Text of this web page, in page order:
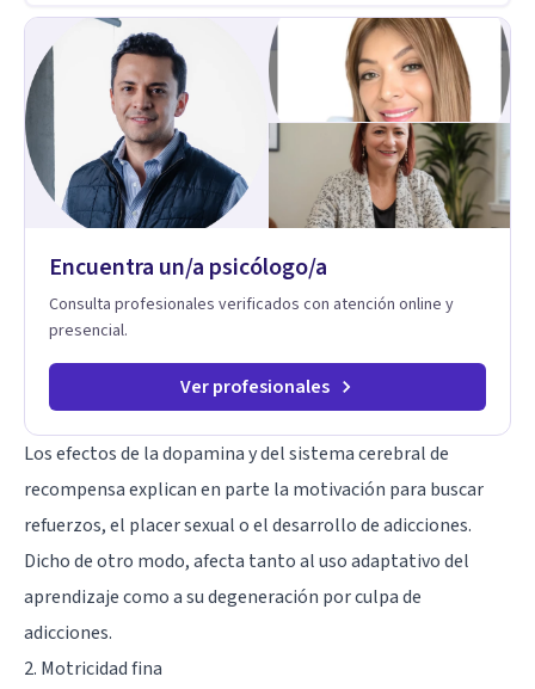
Encuentra un/a psicólogo/a
Consulta profesionales verificados con atención online y
presencial.
Ver profesionales
Los efectos de la dopamina y del sistema cerebral de
recompensa explican en parte la motivación para buscar
refuerzos, el placer sexual o el desarrollo de adicciones.
Dicho de otro modo, afecta tanto al uso adaptativo del
aprendizaje como a su degeneración por culpa de
adicciones.
2. Motricidad fina